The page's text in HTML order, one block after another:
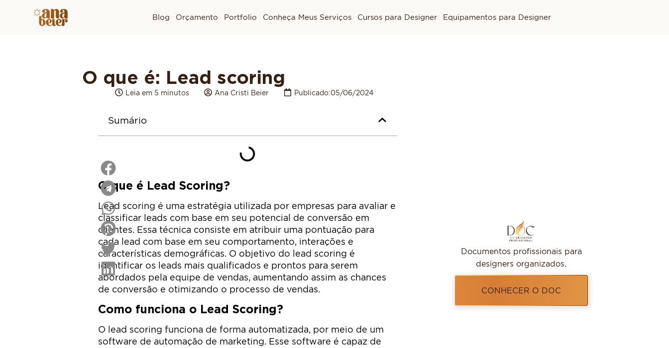
Blog Orçamento Portfolio Conheça Meus Serviços Cursos para Designer Equipamentos para Designer
O que é: Lead scoring
Leia em 5 minutos Ana Cristi Beier Publicado:05/06/2024
Sumário
O que é Lead Scoring?
Lead scoring é uma estratégia utilizada por empresas para avaliar e
classificar leads com base em seu potencial de conversão em
clientes. Essa técnica consiste em atribuir uma pontuação para
cada lead com base em seu comportamento, interações e
características demográficas. O objetivo do lead scoring é
identificar os leads mais qualificados e prontos para serem
abordados pela equipe de vendas, aumentando assim as chances
de conversão e otimizando o processo de vendas.
Como funciona o Lead Scoring?
O lead scoring funciona de forma automatizada, por meio de um
software de automação de marketing. Esse software é capaz de
Documentos profissionais para
designers organizados.
CONHECER O DOC